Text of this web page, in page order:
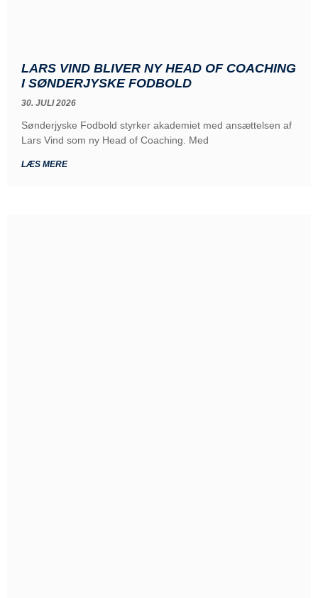
LARS VIND BLIVER NY HEAD OF COACHING
I SØNDERJYSKE FODBOLD
30. JULI 2026
Sønderjyske Fodbold styrker akademiet med ansættelsen af
Lars Vind som ny Head of Coaching. Med
LÆS MERE